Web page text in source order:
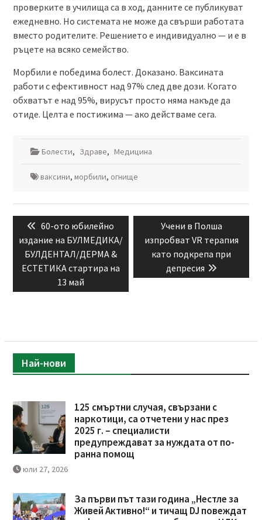
проверките в училища са в ход, данните се публикуват
ежедневно. Но системата не може да свърши работата
вместо родителите. Решението е индивидуално — и е в
ръцете на всяко семейство.
Морбили е победима болест. Доказано. Ваксината
работи с ефективност над 97% след две дози. Когато
обхватът е над 95%, вирусът просто няма накъде да
отиде. Целта е постижима — ако действаме сега.
Болести, Здраве, Медицина
ваксини, морбили, огнище
Previous
post:
60-ото юбилейно
издание на БУЛМЕДИКА/
БУЛДЕНТАЛ/ДЕРМА &
ЕСТЕТИКА стартира на
13 май
Next
post:
Учени в Полша
изпробват VR терапия
като подкрепа при
депресия
Най-нови
125 смъртни случая, свързани с
наркотици, са отчетени у нас през
2025 г. – специалисти
предупреждават за нуждата от по-
ранна помощ
юли 27, 2026
За първи път тази година „Нестле за
Живей Активно!“ и тичащ DJ повеждат